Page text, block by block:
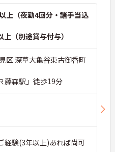
上（夜勤4回分・諸手当込
上（別途賞与付与）
区 深草大亀谷東古御香町
藤森駅」徒歩19分
経験(3年以上)あれば尚可